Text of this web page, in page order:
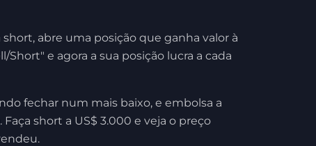
abre uma posição que ganha valor à
e agora a sua posição lucra a cada
fechar num mais baixo, e embolsa a
short a US$ 3.000 e veja o preço